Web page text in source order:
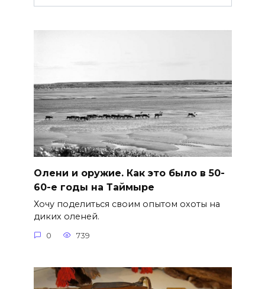
Олени и оружие. Как это было в 50-
60-е годы на Таймыре
Хочу поделиться своим опытом охоты на
диких оленей.
0 739